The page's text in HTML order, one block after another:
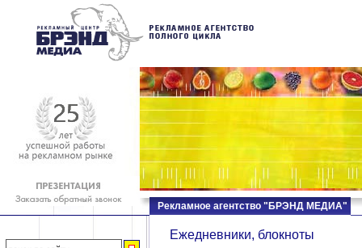
Рекламное агентство "БРЭНД МЕДИА"
Ежедневники, блокноты